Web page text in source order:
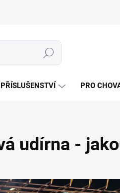
Hledat
PRO
udírna -